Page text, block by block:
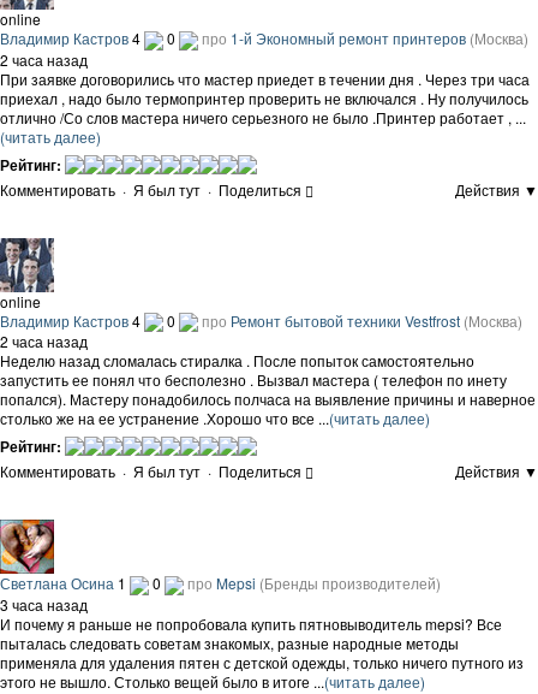
online
Владимир Кастров4 0 про 1-й Экономный ремонт принтеров (Москва)
2 часа назад
При заявке договорились что мастер приедет в течении дня . Через три часа
приехал , надо было термопринтер проверить не включался . Ну получилось
отлично /Со слов мастера ничего серьезного не было .Принтер работает , ...
(читать далее)
Рейтинг:
Комментировать · Я был тут · Поделиться Действия ▼
online
Владимир Кастров4 0 про Ремонт бытовой техники Vestfrost (Москва)
2 часа назад
Неделю назад сломалась стиралка . После попыток самостоятельно
запустить ее понял что бесполезно . Вызвал мастера ( телефон по инету
попался). Мастеру понадобилось полчаса на выявление причины и наверное
столько же на ее устранение .Хорошо что все ...(читать далее)
Рейтинг:
Комментировать · Я был тут · Поделиться Действия ▼
Светлана Осина 1 0 про Mepsi (Бренды производителей)
3 часа назад
И почему я раньше не попробовала купить пятновыводитель mepsi? Все
пыталась следовать советам знакомых, разные народные методы
применяла для удаления пятен с детской одежды, только ничего путного из
этого не вышло. Столько вещей было в итоге ...(читать далее)